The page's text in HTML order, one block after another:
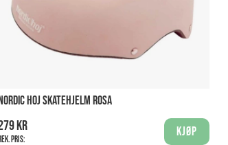
NORDIC HOJ SKATEHJELM ROSA
kr
Rek. pris:
Kjøp